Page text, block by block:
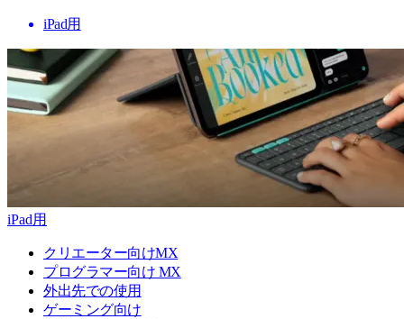
iPad用
iPad用
クリエーター向けMX
プログラマー向け MX
外出先での使用
ゲーミング向け